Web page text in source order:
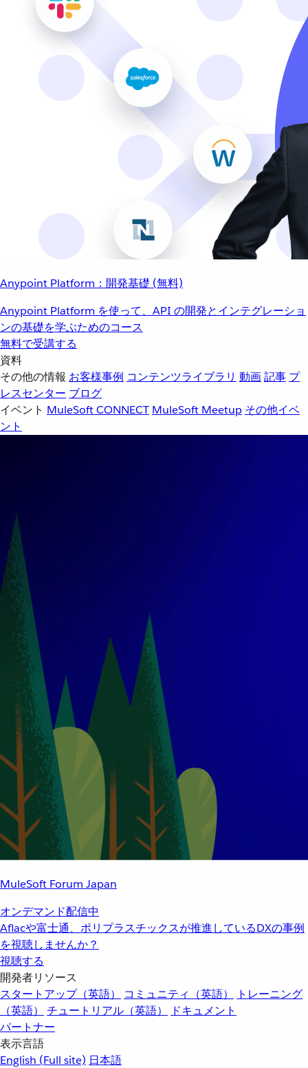
Anypoint Platform：開発基礎 (無料)
Anypoint Platform を使って、API の開発とインテグレーショ
ンの基礎を学ぶためのコース
無料で受講する
資料
その他の情報 お客様事例 コンテンツライブラリ 動画記事 プ
レスセンター ブログ
イベント MuleSoft CONNECT MuleSoft Meetup その他イベ
ント
MuleSoft Forum Japan
オンデマンド配信中
Aflacや富士通、ポリプラスチックスが推進しているDXの事例
を視聴しませんか？
視聴する
開発者リソース
スタートアップ（英語）
コミュニティ（英語）
トレーニング
（英語）
チュートリアル（英語）
ドキュメント
パートナー
表示言語
English (Full site) 日本語